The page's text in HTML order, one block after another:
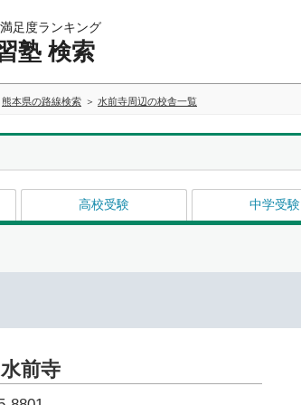
足度ランキング
塾 検索
熊本県の路線検索 水前寺周辺の校舎一覧
高校受験 中学受験
前寺